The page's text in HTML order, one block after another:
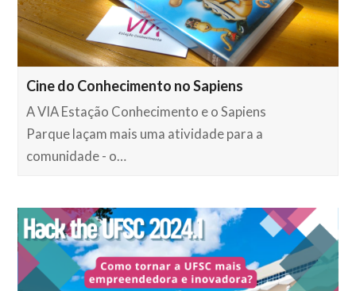
Cine do Conhecimento no Sapiens
A VIA Estação Conhecimento e o Sapiens
Parque laçam mais uma atividade para a
comunidade - o…